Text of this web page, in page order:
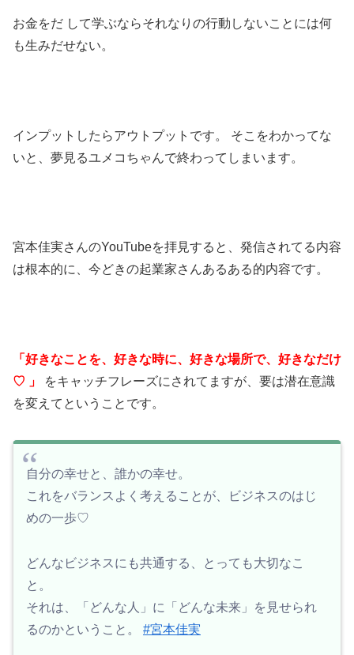
お金をだ して学ぶならそれなりの行動しないことには何
も生みだせない。
インプットしたらアウトプットです。 そこをわかってな
いと、夢見るユメコちゃんで終わってしまいます。
宮本佳実さんのYouTubeを拝見すると、発信されてる内容
は根本的に、今どきの起業家さんあるある的内容です。
「好きなことを、好きな時に、好きな場所で、好きなだけ
♡ 」
をキャッチフレーズにされてますが、要は潜在意識
を変えてということです。
自分の幸せと、誰かの幸せ。
これをバランスよく考えることが、ビジネスのはじ
めの一歩♡
どんなビジネスにも共通する、とっても大切なこ
と。
それは、「どんな人」に「どんな未来」を見せられ
るのかということ。 #宮本佳実